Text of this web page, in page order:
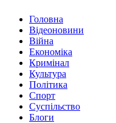
Головна
Відеоновини
Війна
Економіка
Кримінал
Культура
Політика
Спорт
Суспільство
Блоги